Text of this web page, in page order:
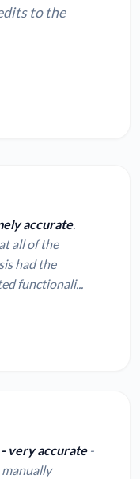
to the
accurate.
all of the
had the
functionali...
very accurate-